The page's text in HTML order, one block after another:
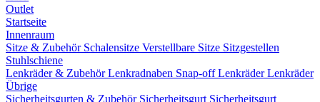
Outlet
Startseite
Innenraum
Sitze & Zubehör Schalensitze Verstellbare Sitze Sitzgestellen
Stuhlschiene
Lenkräder & ZubehörLenkradnaben Snap-offLenkräderLenkräder
Übrige
Sicherheitsgurten & Zubehör Sicherheitsgurt Sicherheitsgurt